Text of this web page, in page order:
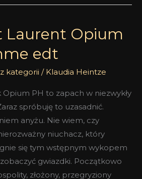
Laurent Opium
edt
kategorii / Klaudia Heintze
Opium PH to zapach w niezwykły
spróbuję to uzasadnić.
anyżu. Nie wiem, czy
niuchacz, który
się tym wstępnym wykopem
gwiazdki. Początkowo
złożony, przegryziony